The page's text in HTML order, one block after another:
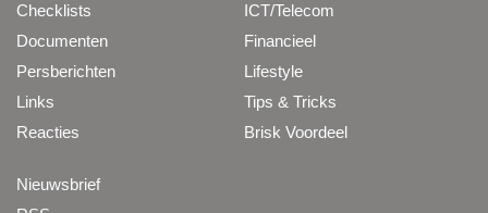
Checklists
Documenten
Persberichten
Links
Reacties
ICT/Telecom
Financieel
Lifestyle
Tips & Tricks
Brisk Voordeel
Nieuwsbrief